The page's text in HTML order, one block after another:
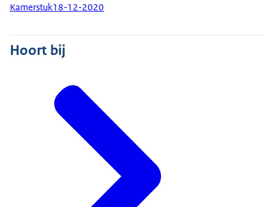
Kamerstuk18-12-2020
Hoort bij